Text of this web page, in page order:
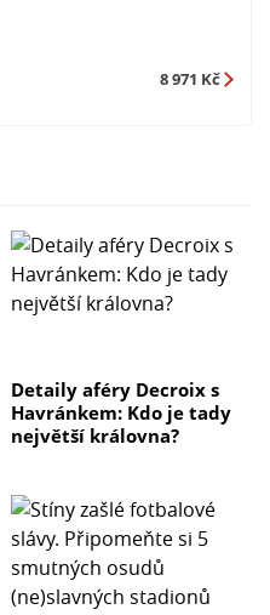
8 971 Kč
Detaily aféry Decroix s
Havránkem: Kdo je tady
největší královna?